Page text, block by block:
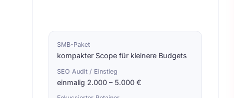
SMB-Paket
kompakter Scope für kleinere Budgets
SEO Audit / Einstieg
einmalig 2.000 – 5.000 €